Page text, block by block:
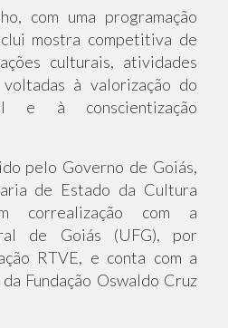
com uma programação
mostra competitiva de
culturais, atividades
à valorização do
e à conscientização
pelo Governo de Goiás,
de Estado da Cultura
correalização com a
de Goiás (UFG), por
RTVE, e conta com a
Fundação Oswaldo Cruz